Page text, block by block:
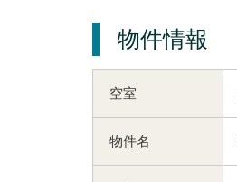
物件情報
空室
物件名